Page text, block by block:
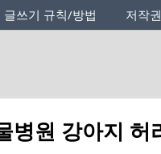
글쓰기 규칙/방법 저작
병원 강아지